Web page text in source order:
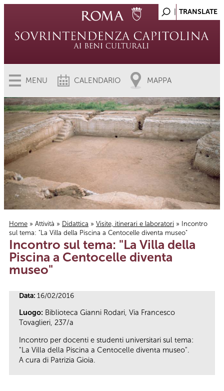
MENU CALENDARIO MAPPA
Tu sei qui
Home » Attività » Didattica » Visite, itinerari e laboratori » Incontro
sul tema: "La Villa della Piscina a Centocelle diventa museo"
Incontro sul tema: "La Villa della
Piscina a Centocelle diventa
museo"
Data: 16/02/2016
Luogo: Biblioteca Gianni Rodari, Via Francesco
Tovaglieri, 237/a
Incontro per docenti e studenti universitari sul tema:
"La Villa della Piscina a Centocelle diventa museo".
A cura di Patrizia Gioia.